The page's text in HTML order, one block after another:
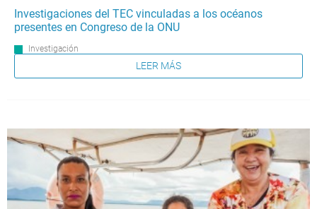
Investigaciones del TEC vinculadas a los océanos
presentes en Congreso de la ONU
Investigación
LEER MÁS